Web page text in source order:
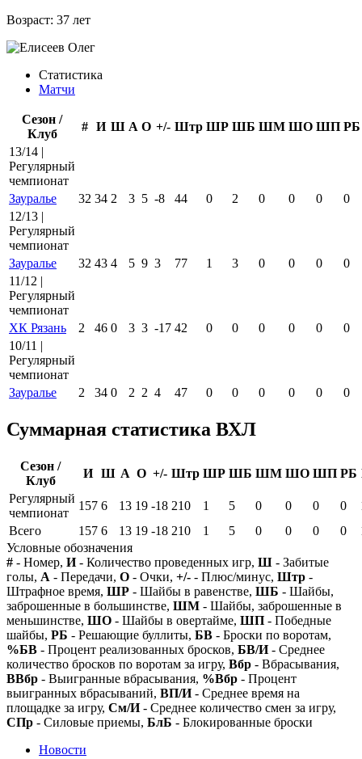
Возраст: 37 лет
Статистика
Матчи
Сезон /
Клуб
# И Ш А О +/- Штр ШР ШБ ШМ ШО ШП РБ
13/14 |
Регулярный
чемпионат
Зауралье
32 34 2 3 5 -8 44 0 2 0 0 0
0
12/13 |
Регулярный
чемпионат
Зауралье
32 43 4 5 9 3 77 1 3 0 0 0
0
11/12 |
Регулярный
чемпионат
ХК Рязань
2 46 0 3 3 -17 42 0 0 0 0 0
0
10/11 |
Регулярный
чемпионат
Зауралье
2 34 0 2 2 4 47 0 0 0 0 0 0
Суммарная статистика ВХЛ
Сезон /
Клуб
И Ш А О +/- Штр ШР ШБ ШМ ШО ШП РБ
Регулярный
чемпионат
157 6 13 19 -18 210 1 5 0 0 0 0
Всего
157 6 13 19 -18 210 1 5 0 0 0 0
Условные обозначения
# - Номер, И- Количество проведенных игр, Ш - Забитые
голы, А - Передачи, О - Очки, +/- - Плюс/минус, Штр -
Штрафное время, ШР - Шайбы в равенстве, ШБ - Шайбы,
заброшенные в большинстве, ШМ - Шайбы, заброшенные в
меньшинстве, ШО - Шайбы в овертайме, ШП - Победные
шайбы, РБ - Решающие буллиты, БВ - Броски по воротам,
%БВ - Процент реализованных бросков, БВ/И- Среднее
количество бросков по воротам за игру, Вбр - Вбрасывания,
ВВбр - Выигранные вбрасывания, %Вбр - Процент
выигранных вбрасываний, ВП/И- Среднее время на
площадке за игру, См/И- Среднее количество смен за игру,
СПр - Силовые приемы, БлБ - Блокированные броски
Новости